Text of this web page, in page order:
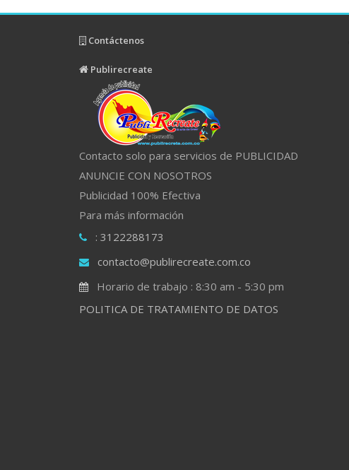
Contáctenos
Publirecreate
Contacto solo para servicios de PUBLICIDAD
ANUNCIE CON NOSOTROS
Publicidad 100% Efectiva
Para más información
: 3122288173
contacto@publirecreate.com.co
Horario de trabajo : 8:30 am - 5:30 pm
POLITICA DE TRATAMIENTO DE DATOS